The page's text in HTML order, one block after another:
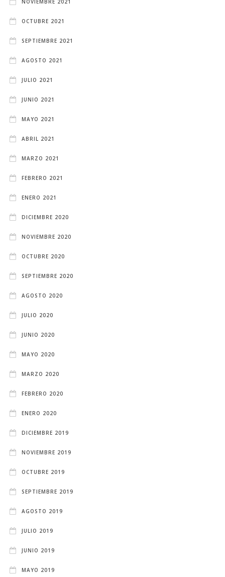
NOVIEMBRE 2021
OCTUBRE 2021
SEPTIEMBRE 2021
AGOSTO 2021
JULIO 2021
JUNIO 2021
MAYO 2021
ABRIL 2021
MARZO 2021
FEBRERO 2021
ENERO 2021
DICIEMBRE 2020
NOVIEMBRE 2020
OCTUBRE 2020
SEPTIEMBRE 2020
AGOSTO 2020
JULIO 2020
JUNIO 2020
MAYO 2020
MARZO 2020
FEBRERO 2020
ENERO 2020
DICIEMBRE 2019
NOVIEMBRE 2019
OCTUBRE 2019
SEPTIEMBRE 2019
AGOSTO 2019
JULIO 2019
JUNIO 2019
MAYO 2019